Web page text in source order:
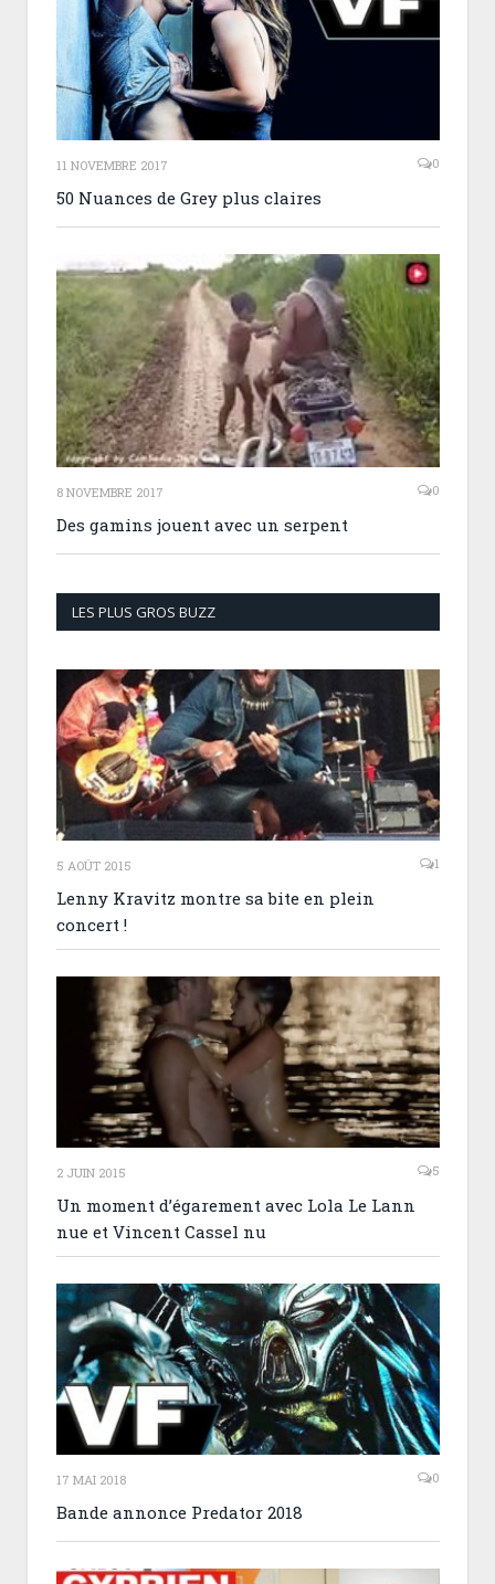
11 NOVEMBRE 2017 0
50 Nuances de Grey plus claires
8 NOVEMBRE 2017 0
Des gamins jouent avec un serpent
LES PLUS GROS BUZZ
5 AOÛT 2015 1
Lenny Kravitz montre sa bite en plein
concert !
2 JUIN 2015 5
Un moment d’égarement avec Lola Le Lann
nue et Vincent Cassel nu
17 MAI 2018 0
Bande annonce Predator 2018